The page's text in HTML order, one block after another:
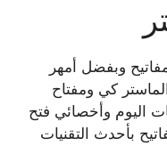
وبفضل أمهر
كي ومفتاح
اليوم وأخصائي فتح
بأحدث التقنيات